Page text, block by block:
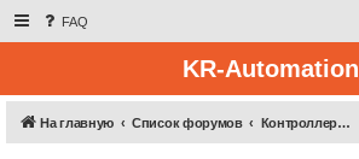
FAQ
KR-Automation
На главную Список форумов Контроллерная техника